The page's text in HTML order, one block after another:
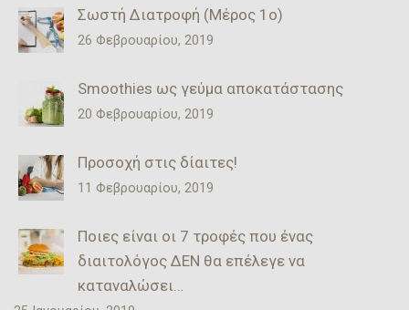
Σωστή Διατροφή (Μέρος 1ο)
26 Φεβρουαρίου, 2019
Smoothies ως γεύμα αποκατάστασης
20 Φεβρουαρίου, 2019
Προσοχή στις δίαιτες!
11 Φεβρουαρίου, 2019
Ποιες είναι οι 7 τροφές που ένας
διαιτολόγος ΔΕΝ θα επέλεγε να
καταναλώσει…